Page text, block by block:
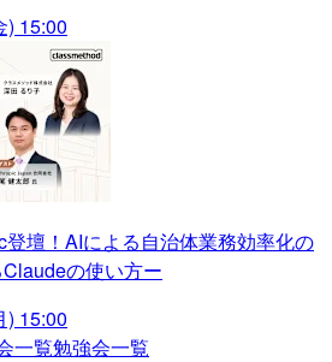
) 15:00
登壇！AIによる自治体業務効率化の
の使い方ー
) 15:00
一覧勉強会一覧